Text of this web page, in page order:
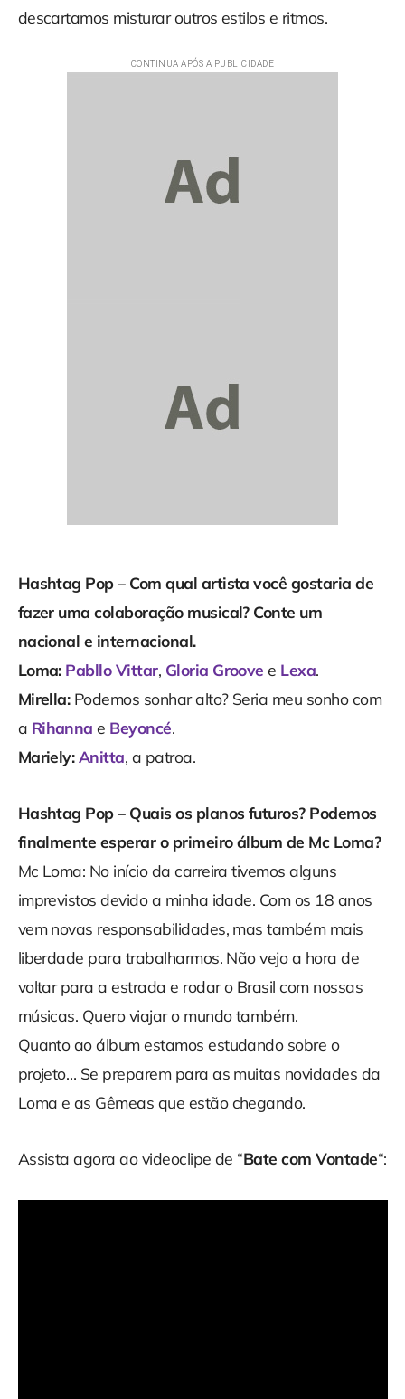
descartamos misturar outros estilos e ritmos.
Hashtag Pop – Com qual artista você gostaria de
fazer uma colaboração musical? Conte um
nacional e internacional.
Loma: Pabllo Vittar, Gloria Groove e Lexa.
Mirella: Podemos sonhar alto? Seria meu sonho com
a Rihannae Beyoncé.
Mariely:Anitta, a patroa.
Hashtag Pop – Quais os planos futuros? Podemos
finalmente esperar o primeiro álbum de Mc Loma?
Mc Loma: No início da carreira tivemos alguns
imprevistos devido a minha idade. Com os 18 anos
vem novas responsabilidades, mas também mais
liberdade para trabalharmos. Não vejo a hora de
voltar para a estrada e rodar o Brasil com nossas
músicas. Quero viajar o mundo também.
Quanto ao álbum estamos estudando sobre o
projeto… Se preparem para as muitas novidades da
Loma e as Gêmeas que estão chegando.
Assista agora ao videoclipe de “Bate com Vontade“: